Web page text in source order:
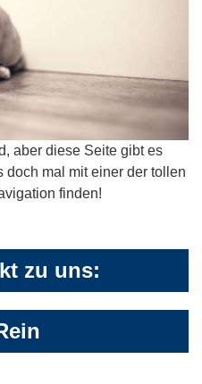
aber diese Seite gibt es
doch mal mit einer der tollen
finden!
zu uns: